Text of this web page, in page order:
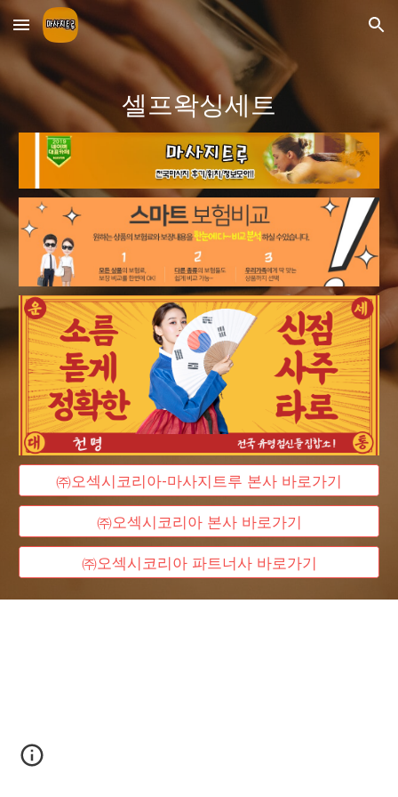
Skip to main content Skip to navigation
셀프왁싱세트
㈜오섹시코리아-마사지트루 본사 바로가기
㈜오섹시코리아 본사 바로가기
㈜오섹시코리아 파트너사 바로가기